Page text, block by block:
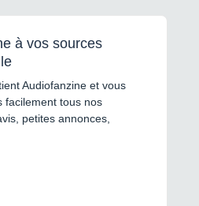
à vos sources
Audiofanzine et vous
facilement tous nos
petites annonces,